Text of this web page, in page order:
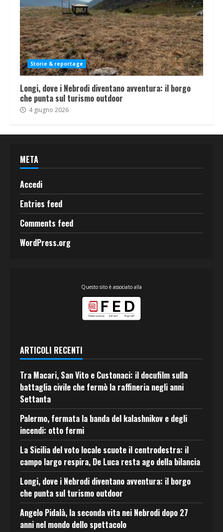
Storie & reportage
Longi, dove i Nebrodi diventano avventura: il borgo
che punta sul turismo outdoor
4 giugno 2026
META
Accedi
Entries feed
Comments feed
WordPress.org
Questo sito è associato alla
ARTICOLI RECENTI
Tra Macari, San Vito e Custonaci: il docufilm sulla
battaglia civile che fermò la raffineria negli anni
Settanta
Palermo, fermata la banda del kalashnikov e degli
incendi: otto fermi
La Sicilia del voto locale scuote il centrodestra: il
campo largo respira, De Luca resta ago della bilancia
Longi, dove i Nebrodi diventano avventura: il borgo
che punta sul turismo outdoor
Angelo Pidalà, la seconda vita nei Nebrodi dopo 27
anni nel mondo dello spettacolo